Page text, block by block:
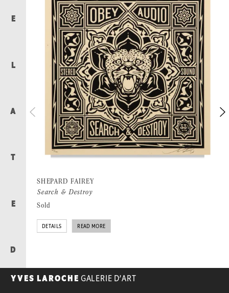
E
L
A
T
E
D
SHEPARD FAIREY
Search & Destroy
Sold
DETAILS READ MORE
YVES LAROCHE GALERIE D’ART